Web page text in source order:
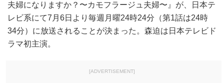
夫婦になりますか？〜カモフラージュ夫婦〜』が、日本テ
レビ系にて7月6日より毎週月曜24時24分（第1話は24時
34分）に放送されることが決まった。森迫は日本テレビド
ラマ初主演。
[ADVERTISEMENT]